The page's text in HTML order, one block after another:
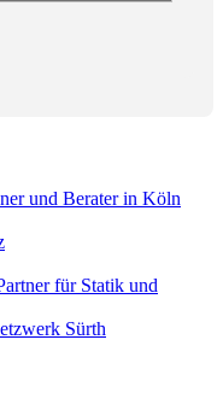
und Berater in Köln
für Statik und
Sürth